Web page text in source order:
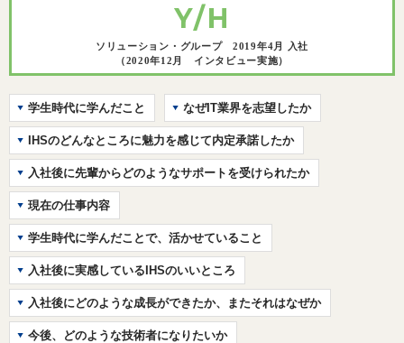
Y/H
ソリューション・グループ 2019年4月 入社
（2020年12月 インタビュー実施）
学生時代に学んだこと なぜIT業界を志望したか
IHSのどんなところに魅力を感じて内定承諾したか
入社後に先輩からどのようなサポートを受けられたか
現在の仕事内容
学生時代に学んだことで、活かせていること
入社後に実感しているIHSのいいところ
入社後にどのような成長ができたか、またそれはなぜか
今後、どのような技術者になりたいか